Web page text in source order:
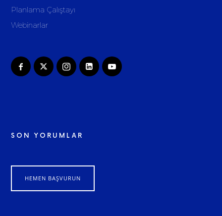
Planlama Çalıştayı
Webinarlar
SON YORUMLAR
HEMEN BAŞVURUN